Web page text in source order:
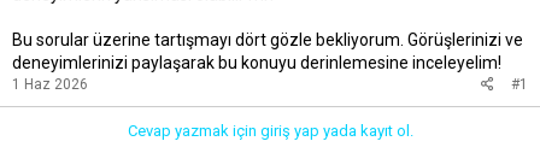
Bu sorular üzerine tartışmayı dört gözle bekliyorum. Görüşlerinizi ve
deneyimlerinizi paylaşarak bu konuyu derinlemesine inceleyelim!
1 Haz 2026 #1
Cevap yazmak için giriş yap yada kayıt ol.